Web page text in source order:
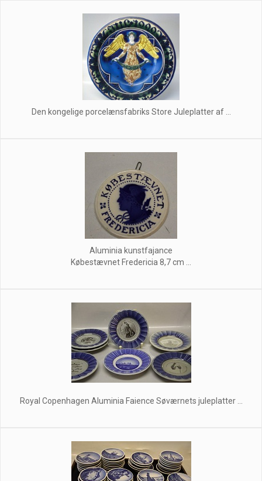
Den kongelige porcelænsfabriks Store Juleplatter af ...
Aluminia kunstfajance
Købestævnet Fredericia 8,7 cm ...
Royal Copenhagen Aluminia Faience Søværnets juleplatter ...